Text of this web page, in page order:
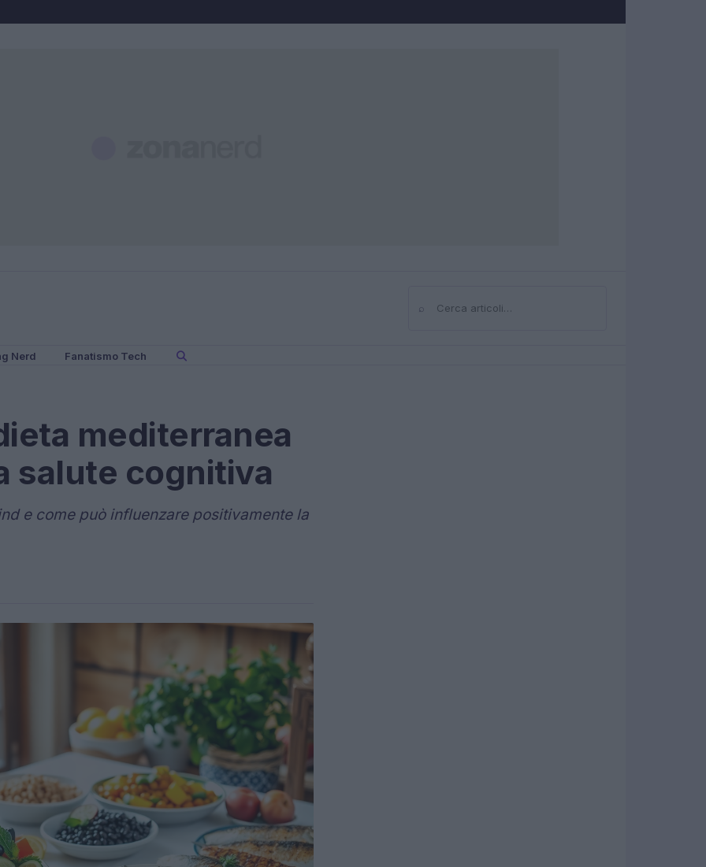
⌕Cerca
Nerd Fanatismo Tech
mediterranea
salute cognitiva
e come può influenzare positivamente la